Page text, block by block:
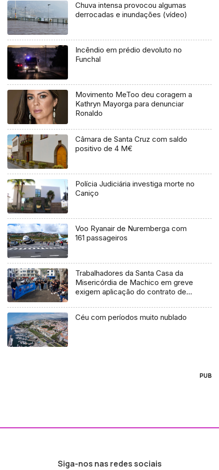
Chuva intensa provocou algumas
derrocadas e inundações (vídeo)
Incêndio em prédio devoluto no
Funchal
Movimento MeToo deu coragem a
Kathryn Mayorga para denunciar
Ronaldo
Câmara de Santa Cruz com saldo
positivo de 4 M€
Polícia Judiciária investiga morte no
Caniço
Voo Ryanair de Nuremberga com
161 passageiros
Trabalhadores da Santa Casa da
Misericórdia de Machico em greve
exigem aplicação do contrato de
Céu com períodos muito nublado
PUB
Siga-nos nas redes sociais